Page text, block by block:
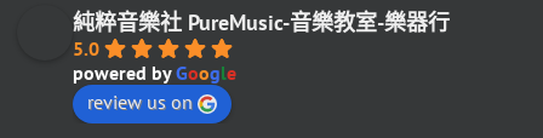
純粹音樂社 PureMusic-音樂教室-樂器行
5.0
powered byGoogle
review us on